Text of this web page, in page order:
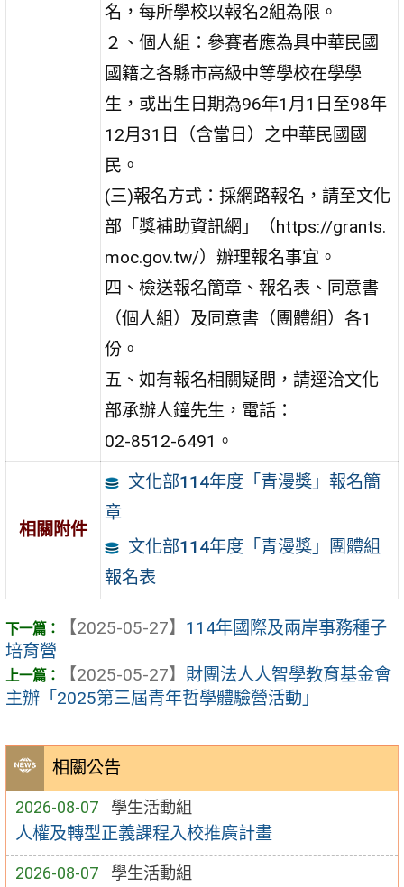
相關公告
2026-08-07 學生活動組
人權及轉型正義課程入校推廣計畫
2026-08-07 學生活動組
名，每所學校以報名2組為限。
２、個人組：參賽者應為具中華民國
國籍之各縣市高級中等學校在學學
生，或出生日期為96年1月1日至98年
12月31日（含當日）之中華民國國
民。
(三)報名方式：採網路報名，請至文化
部「獎補助資訊網」（https://grants.
moc.gov.tw/）辦理報名事宜。
四、檢送報名簡章、報名表、同意書
（個人組）及同意書（團體組）各1
份。
五、如有報名相關疑問，請逕洽文化
部承辦人鐘先生，電話：
02-8512-6491。
相關附件
文化部114年度「青漫獎」報名簡
章
文化部114年度「青漫獎」團體組
報名表
【2025-05-27】 114年國際及兩岸事務種子
培育營
【2025-05-27】 財團法人人智學教育基金會
主辦「2025第三屆青年哲學體驗營活動」